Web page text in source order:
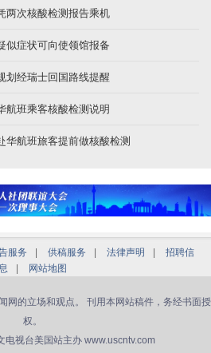
两次核酸检测报告乘机
似症状可向使领馆报备
划经瑞士回国路线提醒
航班乘客核酸检测说明
华航班旅客提前做核酸检测
服务 供稿服务 法律声明
招聘信
网站地图
网的立场和观点。 刊用本网站稿件，务经书面授
权。
电视台美国站主办 www.uscntv.com